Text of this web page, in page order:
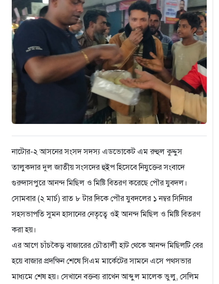
নাটোর-২ আসনের সংসদ সদস্য এডভোকেট এম রুহুল কুদ্দুস
তালুকদার দুল জাতীয় সংসদের হুইপ হিসেবে নিযুক্তের সংবাদে
গুরুদাসপুরে আনন্দ মিছিল ও মিষ্টি বিতরণ করেছে পৌর যুবদল।
সোমবার (২ মার্চ) রাত ৮ টার দিকে পৌর যুবদলের ১ নম্বর সিনিয়র
সহসভাপতি সুমন হাসানের নেতৃত্বে ওই আনন্দ মিছিল ও মিষ্টি বিতরণ
করা হয়।
এর আগে চাঁচকৈড় বাজারের চৌতালী হাট থেকে আনন্দ মিছিলটি বের
হয়ে বাজার প্রদক্ষিন শেষে সিএম মার্কেটের সামনে এসে পথসভার
মাধ্যমে শেষ হয়। সেখানে বক্তব্য রাখেন আব্দুল মালেক ভুলু, সেলিম